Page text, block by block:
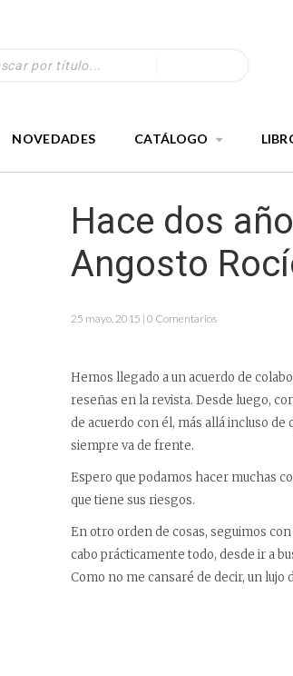
NOVEDADES CATÁLOGO
Hace dos
Angosto
25 mayo, 2015 | 0 Comentarios
Hemos llegado a un acuerdo de
reseñas en la revista. Desde luego,
de acuerdo con él, más allá incluso
siempre va de frente.
Espero que podamos hacer muchas
que tiene sus riesgos.
En otro orden de cosas, seguimos
cabo prácticamente todo, desde ir a
Como no me cansaré de decir, un